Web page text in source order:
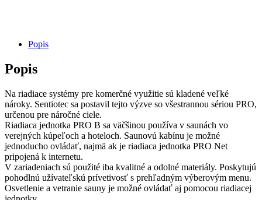
Popis
Popis
Na riadiace systémy pre komerčné využitie sú kladené veľké
nároky. Sentiotec sa postavil tejto výzve so všestrannou sériou PRO,
určenou pre náročné ciele.
Riadiaca jednotka PRO B sa väčšinou používa v saunách vo
verejných kúpeľoch a hoteloch. Saunovú kabínu je možné
jednoducho ovládať, najmä ak je riadiaca jednotka PRO Net
pripojená k internetu.
V zariadeniach sú použité iba kvalitné a odolné materiály. Poskytujú
pohodlnú užívateľskú prívetivosť s prehľadným výberovým menu.
Osvetlenie a vetranie sauny je možné ovládať aj pomocou riadiacej